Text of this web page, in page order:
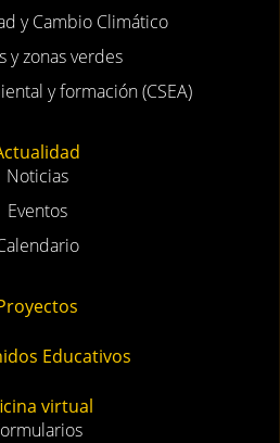
y Cambio Climático
y zonas verdes
y formación (CSEA)
Noticias
Eventos
Educativos
virtual